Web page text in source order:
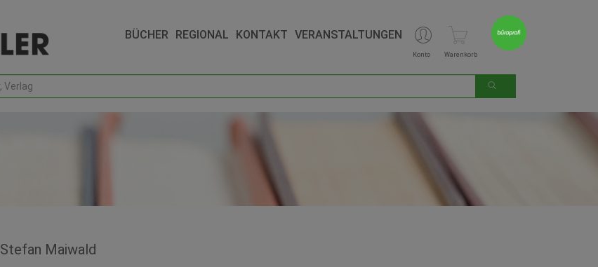
Konto Warenkorb
BÜCHER REGIONAL KONTAKT VERANSTALTUNGEN
Stefan Maiwald